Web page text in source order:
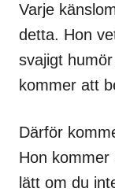
Varje
detta. Hon
svajigt
kommer att
Därför
Hon kommer
lätt om du